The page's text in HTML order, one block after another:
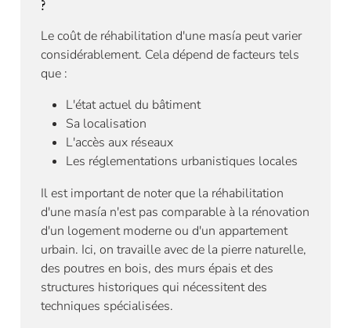
?
Le coût de réhabilitation d'une masía peut varier
considérablement. Cela dépend de facteurs tels
que :
L'état actuel du bâtiment
Sa localisation
L'accès aux réseaux
Les réglementations urbanistiques locales
Il est important de noter que la réhabilitation
d'une masía n'est pas comparable à la rénovation
d'un logement moderne ou d'un appartement
urbain. Ici, on travaille avec de la pierre naturelle,
des poutres en bois, des murs épais et des
structures historiques qui nécessitent des
techniques spécialisées.